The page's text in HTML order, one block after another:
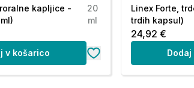
izvodil,
se hkrati pojavijo simptomi, kot so
na pritisk, znižan krvni tlak,
Vaš zdravnik bo opravil ustrezne
kapljice -
20
ml
v košarico
Linex Forte,
trdih kapsul)
24,92 €